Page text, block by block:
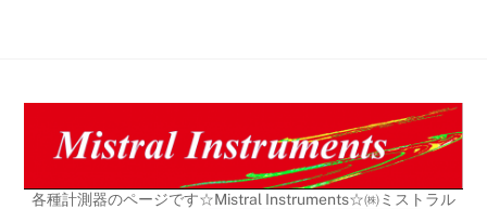
各種計測器のページです☆Mistral Instruments☆㈱ミストラル